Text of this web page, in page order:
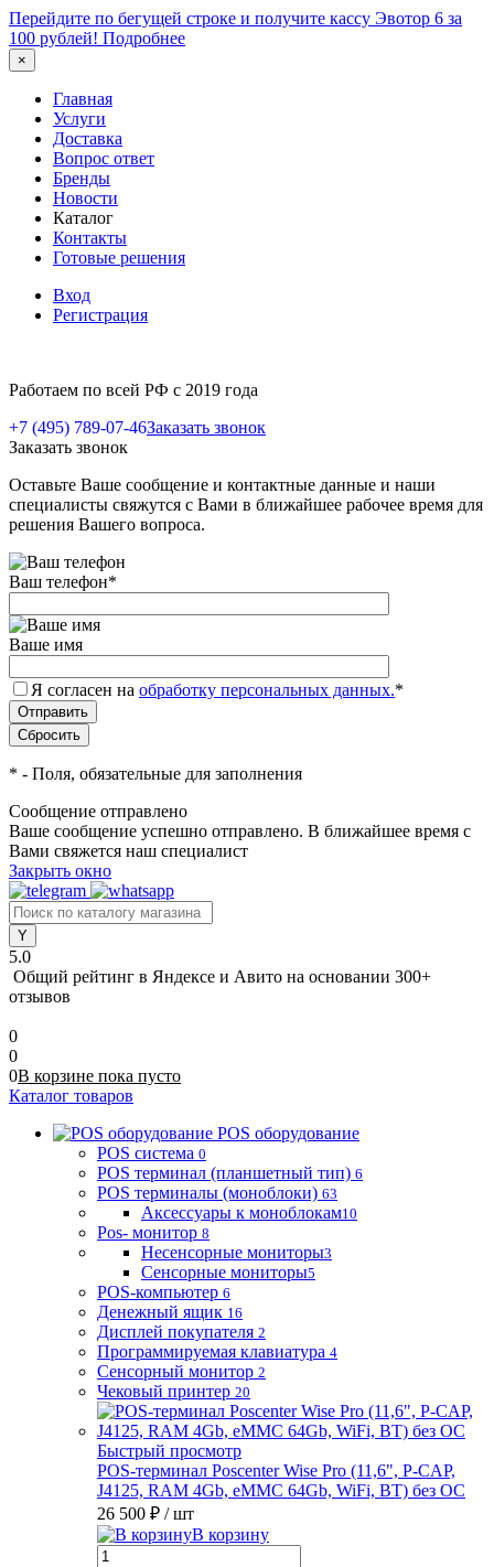
Перейдите по бегущей строке и получите кассу Эвотор 6 за
100 рублей! Подробнее
×
Главная
Услуги
Доставка
Вопрос ответ
Бренды
Новости
Каталог
Контакты
Готовые решения
Вход
Регистрация
Работаем по всей РФ с 2019 года
+7 (495) 789-07-46Заказать звонок
Заказать звонок
Оставьте Ваше сообщение и контактные данные и наши
специалисты свяжутся с Вами в ближайшее рабочее время для
решения Вашего вопроса.
Ваш телефон*
Ваше имя
Я согласен на обработку персональных данных.*
* - Поля, обязательные для заполнения
Сообщение отправлено
Ваше сообщение успешно отправлено. В ближайшее время с
Вами свяжется наш специалист
Закрыть окно
5.0
Общий рейтинг в Яндексе и Авито на основании 300+
отзывов
0
0
0В корзине пока пусто
Каталог товаров
POS оборудование
POS система 0
POS терминал (планшетный тип) 6
POS терминалы (моноблоки) 63
Аксессуары к моноблокам10
Pos- монитор 8
Несенсорные мониторы3
Сенсорные мониторы5
POS-компьютер 6
Денежный ящик 16
Дисплей покупателя 2
Программируемая клавиатура 4
Сенсорный монитор 2
Чековый принтер 20
Быстрый просмотр
POS-терминал Poscenter Wise Pro (11,6", P-CAP,
J4125, RAM 4Gb, eMMC 64Gb, WiFi, BT) без ОС
26 500 ₽ / шт
В корзину